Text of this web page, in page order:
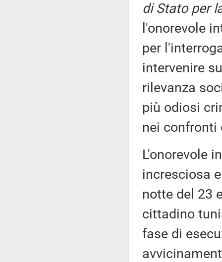
di Stato per
l'onorevole
per
intervenire
rilevanza
più odiosi
nei confronti
L'onorevole
incresciosa
notte del 23
cittadino
fase di